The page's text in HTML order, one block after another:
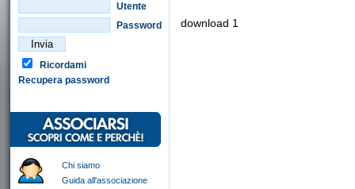
Utente
Password
Ricordami
Recupera password
Chi siamo
Guida all'associazione
download 1